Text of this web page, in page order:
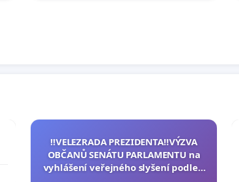
‼️VELEZRADA PREZIDENTA‼️VÝZVA
OBČANŮ SENÁTU PARLAMENTU na
vyhlášení veřejného slyšení podle §